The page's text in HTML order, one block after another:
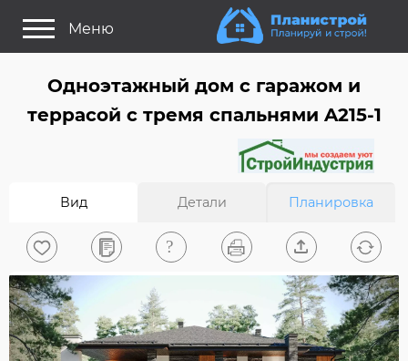
Меню
Как выбрать планировку?
Найти архитектора
На главную
0
Одноэтажный дом с гаражом и
террасой с тремя спальнями A215-1
Вид Детали Планировка